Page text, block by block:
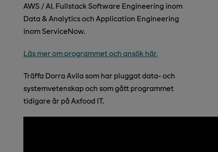
AWS / AI, Fullstack Software Engineering inom
Data & Analytics och Application Engineering
inom ServiceNow.
Läs mer om programmet och ansök här.
Träffa Dorra Avila som har pluggat data- och
systemvetenskap och som gått programmet
tidigare år på Axfood IT.